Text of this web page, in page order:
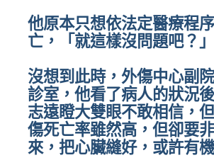
他原本只想依法定醫療程
亡，「就這樣沒問題吧？」
沒想到此時，外傷中心副
診室，他看了病人的狀況
志遠瞪大雙眼不敢相信，
傷死亡率雖然高，但卻要
來，把心臟縫好，或許有